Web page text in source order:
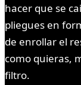
hacer que se
pliegues en
de enrollar el
como quieras,
filtro.